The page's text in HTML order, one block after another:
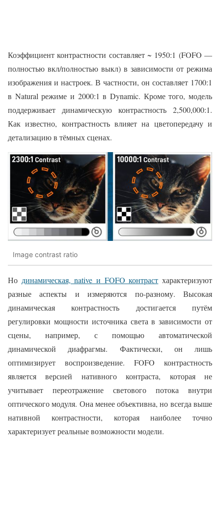
Коэффициент контрастности составляет ~ 1950:1 (FOFO —
полностью вкл/полностью выкл) в зависимости от режима
изображения и настроек. В частности, он составляет 1700:1
в Natural режиме и 2000:1 в Dynamic. Кроме того, модель
поддерживает динамическую контрастность 2,500,000:1.
Как известно, контрастность влияет на цветопередачу и
детализацию в тёмных сценах.
Image contrast ratio
Но динамическая, native и FOFO контраст характеризуют
разные аспекты и измеряются по-разному. Высокая
динамическая контрастность достигается путём
регулировки мощности источника света в зависимости от
сцены, например, с помощью автоматической
динамической диафрагмы. Фактически, он лишь
оптимизирует воспроизведение. FOFO контрастность
является версией нативного контраста, которая не
учитывает переотражение светового потока внутри
оптического модуля. Она менее объективна, но всегда выше
нативной контрастности, которая наиболее точно
характеризует реальные возможности модели.